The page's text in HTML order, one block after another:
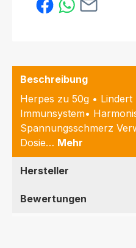
Beschreibung
Herpes zu 50g •
Immunsystem•
Spannungsschmerz
Dosie… Mehr
Hersteller
Bewertungen